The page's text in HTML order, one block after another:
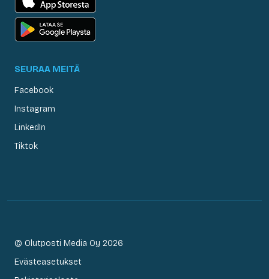
SEURAA MEITÄ
Facebook
Instagram
LinkedIn
Tiktok
© Olutposti Media Oy 2026
Evästeasetukset